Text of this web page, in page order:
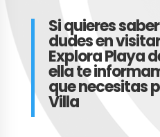
Si quieres
dudes en
Explora Playa
ella te
que necesitas
Villa